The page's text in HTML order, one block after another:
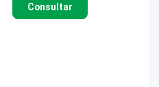
Consultar